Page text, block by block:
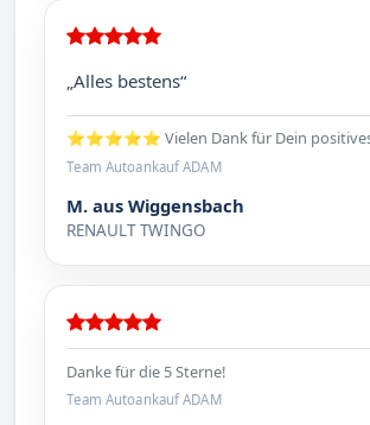
„Alles bestens“
⭐⭐⭐⭐⭐ Vielen Dank für Dein
Team Autoankauf ADAM
M. aus Wiggensbach
RENAULT TWINGO
Danke für die 5 Sterne!
Team Autoankauf ADAM